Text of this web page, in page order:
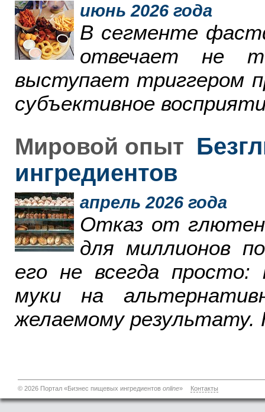
июнь 2026 года
В сегменте
отвечает не
выступает триггером
субъективное
Мировой опыт
ингредиентов
апрель 2026 года
Отказ от
для миллионов
его не всегда просто:
муки на
желаемому результату.
© 2026 Портал «Бизнес пищевых ингредиентов online» Контакты